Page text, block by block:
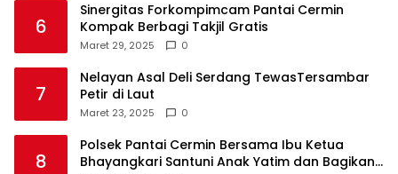
6
Sinergitas Forkompimcam Pantai Cermin
Kompak Berbagi Takjil Gratis
Maret 29, 2025 0
7
Nelayan Asal Deli Serdang TewasTersambar
Petir di Laut
Maret 23, 2025 0
8
Polsek Pantai Cermin Bersama Ibu Ketua
Bhayangkari Santuni Anak Yatim dan Bagikan